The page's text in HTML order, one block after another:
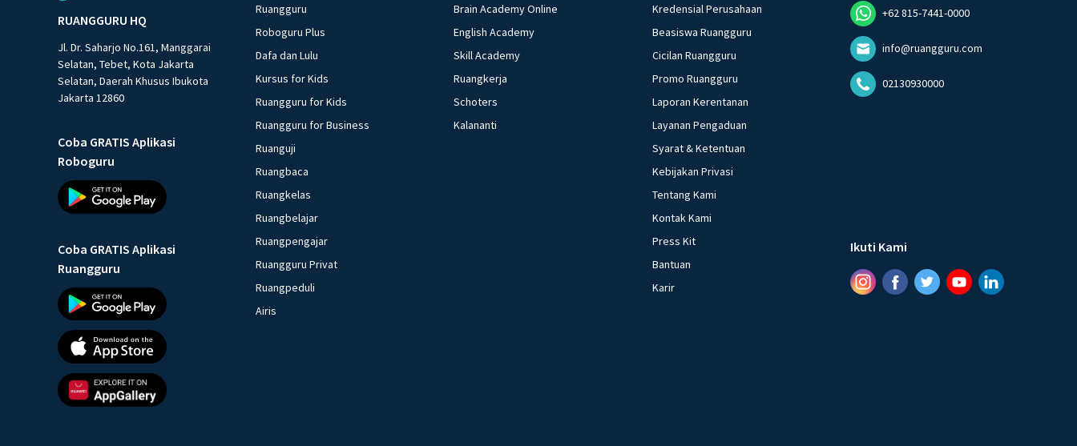
RUANGGURU HQ
Jl. Dr. Saharjo No.161, Manggarai
Selatan, Tebet, Kota Jakarta
Selatan, Daerah Khusus Ibukota
Jakarta 12860
Coba GRATIS Aplikasi
Roboguru
Coba GRATIS Aplikasi
Ruangguru
Ruangguru
Roboguru Plus
Dafa dan Lulu
Kursus for Kids
Ruangguru for Kids
Ruangguru for Business
Ruanguji
Ruangbaca
Ruangkelas
Ruangbelajar
Ruangpengajar
Ruangguru Privat
Ruangpeduli
Airis
Brain Academy Online
English Academy
Skill Academy
Ruangkerja
Schoters
Kalananti
Kredensial Perusahaan
Beasiswa Ruangguru
Cicilan Ruangguru
Promo Ruangguru
Laporan Kerentanan
Layanan Pengaduan
Syarat & Ketentuan
Kebijakan Privasi
Tentang Kami
Kontak Kami
Press Kit
Bantuan
Karir
+62 815-7441-0000
info@ruangguru.com
02130930000
Ikuti Kami